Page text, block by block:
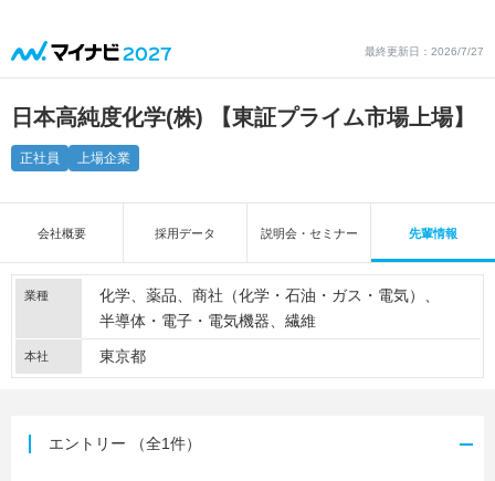
最終更新日：2026/7/27
日本高純度化学(株) 【東証プライム市場上場】
正社員 上場企業
会社概要 採用データ 説明会・セミナー 先輩情報
業種 化学 薬品
商社（化学・石油・ガス・電気）
半導体・電子・電気機器
繊維
本社 東京都
エントリー （全1件）